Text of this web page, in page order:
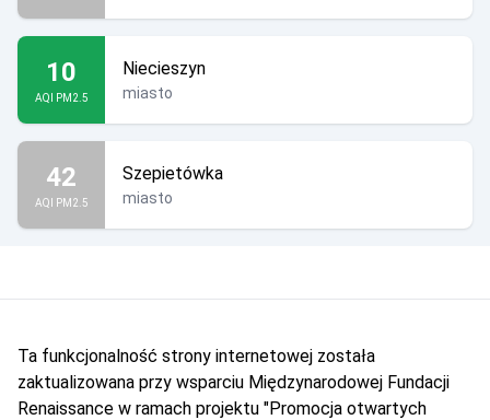
10
AQI PM2.5
Niecieszyn
miasto
42
AQI PM2.5
Szepietówka
miasto
Ta funkcjonalność strony internetowej została
zaktualizowana przy wsparciu Międzynarodowej Fundacji
Renaissance w ramach projektu "Promocja otwartych